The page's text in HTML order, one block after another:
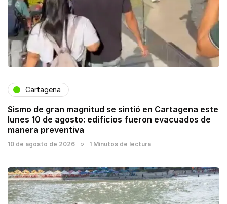
Cartagena
Sismo de gran magnitud se sintió en Cartagena este
lunes 10 de agosto: edificios fueron evacuados de
manera preventiva
10 de agosto de 2026 1 Minutos de lectura